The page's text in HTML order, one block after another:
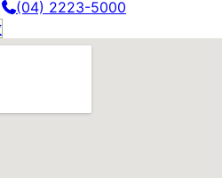
(04) 2223-5000